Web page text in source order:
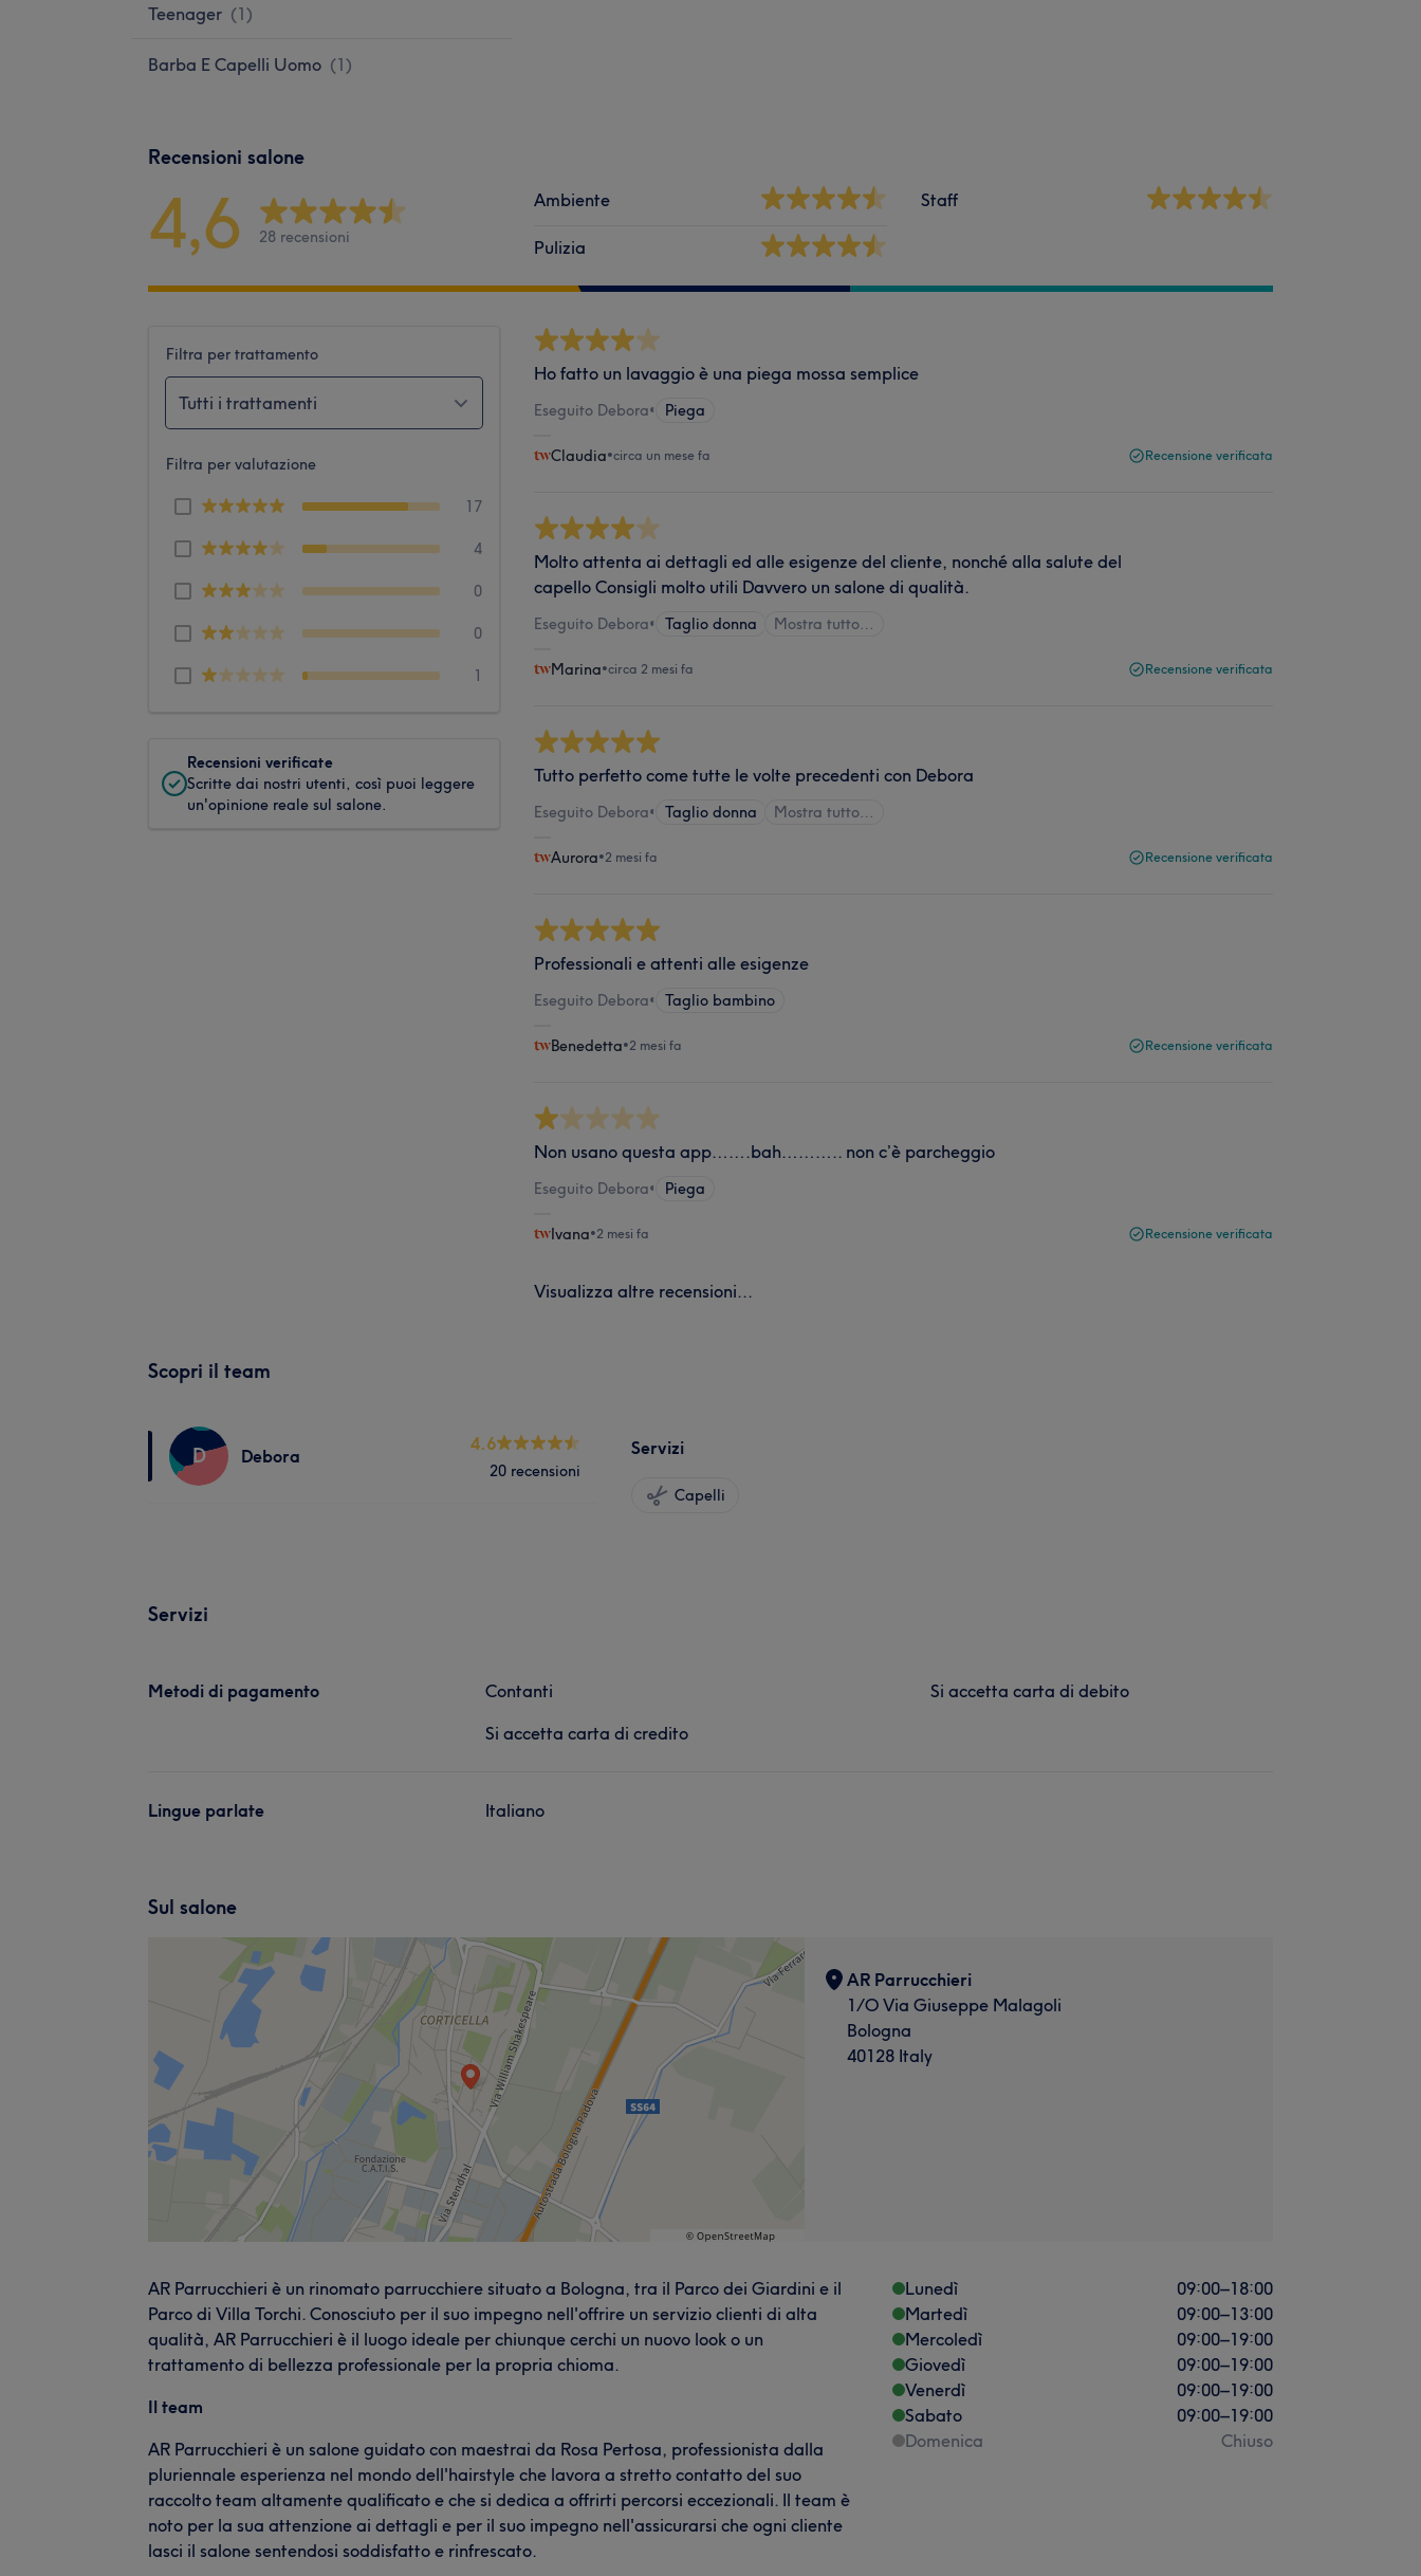
Teenager (1)
Barba E Capelli Uomo (1)
Recensioni salone
4,6 28 recensioni
Ambiente
Pulizia
Staff
Filtra per trattamento
Tutti i trattamenti
Filtra per valutazione
17
4
0
0
1
Recensioni verificate
Scritte dai nostri utenti, così puoi leggere
un'opinione reale sul salone.
Ho fatto un lavaggio è una piega mossa semplice
Eseguito Debora• Piega
Claudia•circa un mese fa Recensione verificata
Molto attenta ai dettagli ed alle esigenze del cliente, nonché alla salute del
capello Consigli molto utili Davvero un salone di qualità.
Eseguito Debora• Taglio donna Mostra tutto…
Marina•circa 2 mesi fa Recensione verificata
Tutto perfetto come tutte le volte precedenti con Debora
Eseguito Debora• Taglio donna Mostra tutto…
Aurora•2 mesi fa Recensione verificata
Professionali e attenti alle esigenze
Eseguito Debora• Taglio bambino
Benedetta•2 mesi fa Recensione verificata
Non usano questa app…….bah……….. non c’è parcheggio
Eseguito Debora• Piega
Ivana•2 mesi fa Recensione verificata
Visualizza altre recensioni...
Scopri il team
D Debora
4.6
20 recensioni
Servizi
Capelli
Servizi
Metodi di pagamento
Contanti
Si accetta carta di credito
Si accetta carta di debito
Lingue parlate Italiano
Sul salone
AR Parrucchieri
1/O Via Giuseppe Malagoli
Bologna
40128 Italy
AR Parrucchieri è un rinomato parrucchiere situato a Bologna, tra il Parco dei Giardini e il
Parco di Villa Torchi. Conosciuto per il suo impegno nell'offrire un servizio clienti di alta
qualità, AR Parrucchieri è il luogo ideale per chiunque cerchi un nuovo look o un
trattamento di bellezza professionale per la propria chioma.
Il team
AR Parrucchieri è un salone guidato con maestrai da Rosa Pertosa, professionista dalla
pluriennale esperienza nel mondo dell'hairstyle che lavora a stretto contatto del suo
raccolto team altamente qualificato e che si dedica a offrirti percorsi eccezionali. Il team è
noto per la sua attenzione ai dettagli e per il suo impegno nell'assicurarsi che ogni cliente
lasci il salone sentendosi soddisfatto e rinfrescato.
Lunedì 09:00–18:00
Martedì
09:00–13:00
Mercoledì
09:00–19:00
Giovedì
09:00–19:00
Venerdì
09:00–19:00
Sabato
09:00–19:00
Domenica
Chiuso